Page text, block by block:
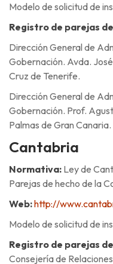
Modelo de solicitud de
Registro de parejas
Dirección General de
Gobernación. Avda.
Cruz de Tenerife.
Dirección General de
Gobernación. Prof.
Palmas de Gran Canaria.
Cantabria
Normativa: Ley de
Parejas de hecho de la
Web:http://
Modelo de solicitud de
Registro de parejas
Consejería de